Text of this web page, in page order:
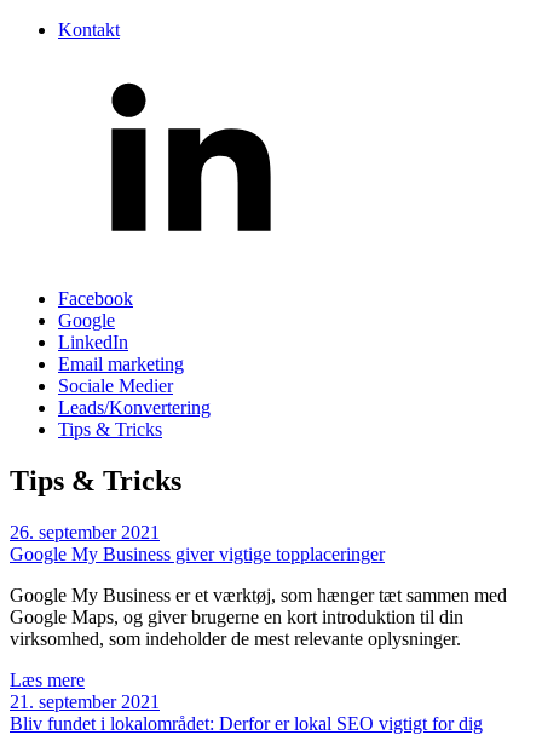
Kontakt
Facebook
Google
LinkedIn
Email marketing
Sociale Medier
Leads/Konvertering
Tips & Tricks
Tips & Tricks
26. september 2021
Google My Business giver vigtige topplaceringer
Google My Business er et værktøj, som hænger tæt sammen med
Google Maps, og giver brugerne en kort introduktion til din
virksomhed, som indeholder de mest relevante oplysninger.
Læs mere
21. september 2021
Bliv fundet i lokalområdet: Derfor er lokal SEO vigtigt for dig